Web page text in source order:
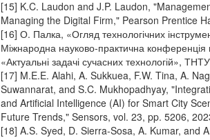
[15] K.C. Laudon and J.P. Laudon,
Managing the Digital Firm," Pearson Prentice
[16] О. Палка, «Огляд технологічних
Міжнародна науково-практична конференція
«Актуальні задачі сучасних технологій»,
[17] M.E.E. Alahi, A. Sukkuea, F.W. Tina, A.
Suwannarat, and S.C. Mukhopadhyay,
and Artificial Intelligence (AI) for Smart City
Future Trends," Sensors, vol. 23, pp. 5206,
[18] A.S. Syed, D. Sierra-Sosa, A. Kumar, and